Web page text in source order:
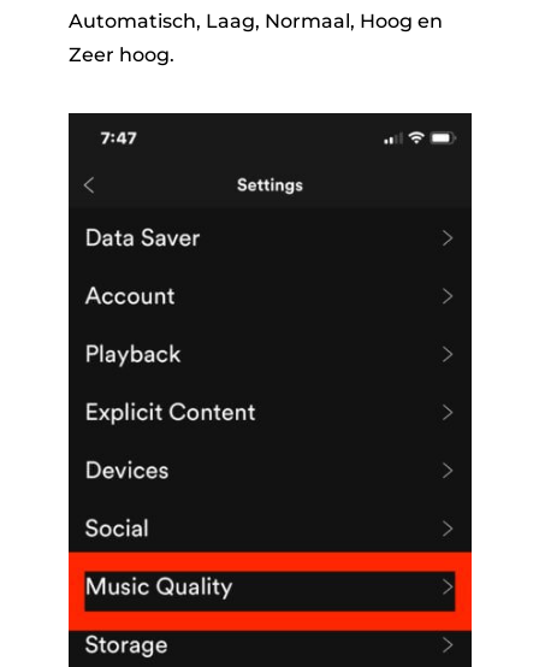
Automatisch, Laag, Normaal, Hoog en
Zeer hoog.